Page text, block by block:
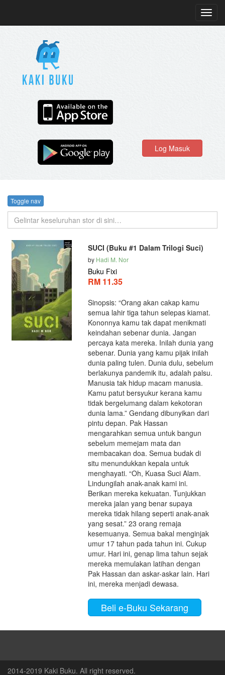
Log Masuk
Toggle nav
SUCI (Buku #1 Dalam Trilogi Suci)
by Hadi M. Nor
Buku Fixi
RM 11.35
Sinopsis: “Orang akan cakap kamu
semua lahir tiga tahun selepas kiamat.
Kononnya kamu tak dapat menikmati
keindahan sebenar dunia. Jangan
percaya kata mereka. Inilah dunia yang
sebenar. Dunia yang kamu pijak inilah
dunia paling tulen. Dunia dulu, sebelum
berlakunya pandemik itu, adalah palsu.
Manusia tak hidup macam manusia.
Kamu patut bersyukur kerana kamu
tidak bergelumang dalam kekotoran
dunia lama.” Gendang dibunyikan dari
pintu depan. Pak Hassan
mengarahkan semua untuk bangun
sebelum memejam mata dan
membacakan doa. Semua budak di
situ menundukkan kepala untuk
menghayati. “Oh, Kuasa Suci Alam.
Lindungilah anak-anak kami ini.
Berikan mereka kekuatan. Tunjukkan
mereka jalan yang benar supaya
mereka tidak hilang seperti anak-anak
yang sesat.” 23 orang remaja
kesemuanya. Semua bakal menginjak
umur 17 tahun pada tahun ini. Cukup
umur. Hari ini, genap lima tahun sejak
mereka memulakan latihan dengan
Pak Hassan dan askar-askar lain. Hari
ini, mereka menjadi dewasa.
Beli e-Buku Sekarang
2014-2019 Kaki Buku. All right reserved.